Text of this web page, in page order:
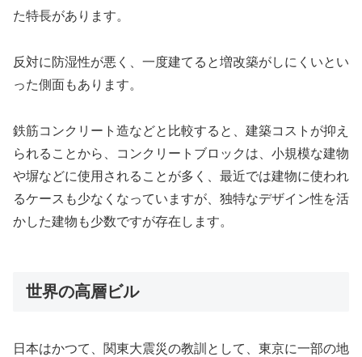
た特長があります。
反対に防湿性が悪く、一度建てると増改築がしにくいとい
った側面もあります。
鉄筋コンクリート造などと比較すると、建築コストが抑え
られることから、コンクリートブロックは、小規模な建物
や塀などに使用されることが多く、最近では建物に使われ
るケースも少なくなっていますが、独特なデザイン性を活
かした建物も少数ですが存在します。
世界の高層ビル
日本はかつて、関東大震災の教訓として、東京に一部の地